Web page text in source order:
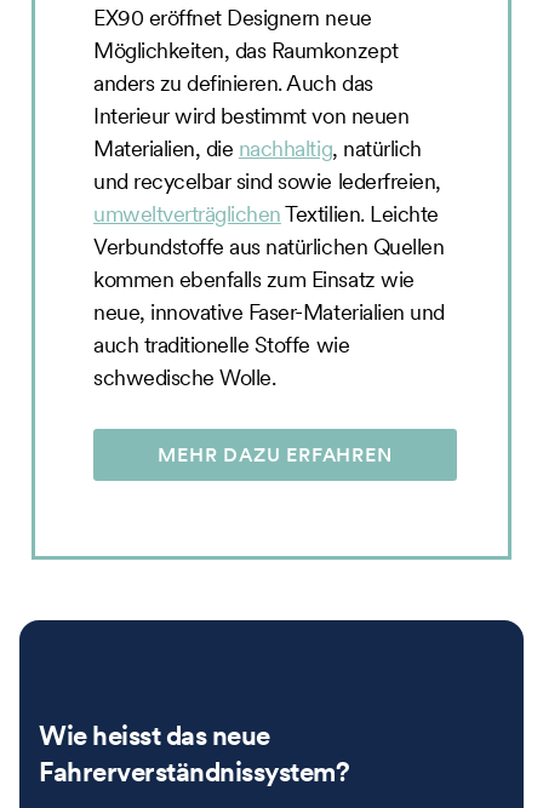
EX90 eröffnet Designern neue
Möglichkeiten, das Raumkonzept
anders zu definieren. Auch das
Interieur wird bestimmt von neuen
Materialien, die nachhaltig, natürlich
und recycelbar sind sowie lederfreien,
umweltverträglichenTextilien. Leichte
Verbundstoffe aus natürlichen Quellen
kommen ebenfalls zum Einsatz wie
neue, innovative Faser-Materialien und
auch traditionelle Stoffe wie
schwedische Wolle.
MEHR DAZU ERFAHREN
Wie heisst das neue
Fahrerverständnissystem?